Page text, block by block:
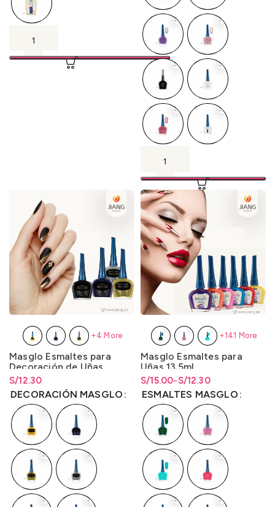
Masglo Esmaltes para
Decoración de Uñas
13.5ml.
S/12.30
Rango de precios: desde
S/12.30hastaS/ 12.30
DECORACIÓN MASGLO
+4 More
Masglo Esmaltes para
Uñas 13.5ml.
S/12.30
-
S/15.00
Rango de precios: desde
S/12.30 hasta S/15.00
Rango de precios: desde
S/12.30 hastaS/15.00
ESMALTES MASGLO
+141 More